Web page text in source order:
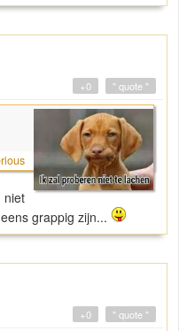
" quote "
+0
grappig zijn...
" quote "
+0